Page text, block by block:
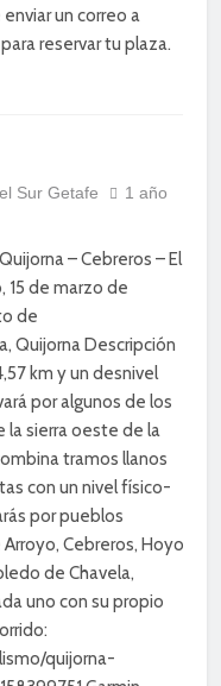
un correo a
reservar tu plaza.
Sur Getafe
1 año
– Cebreros – El
15 de marzo de
de
Quijorna Descripción
km y un desnivel
por algunos de los
la sierra oeste de la
tramos llanos
con un nivel físico-
por pueblos
Cebreros, Hoyo
de Chavela,
uno con su propio
quijorna-